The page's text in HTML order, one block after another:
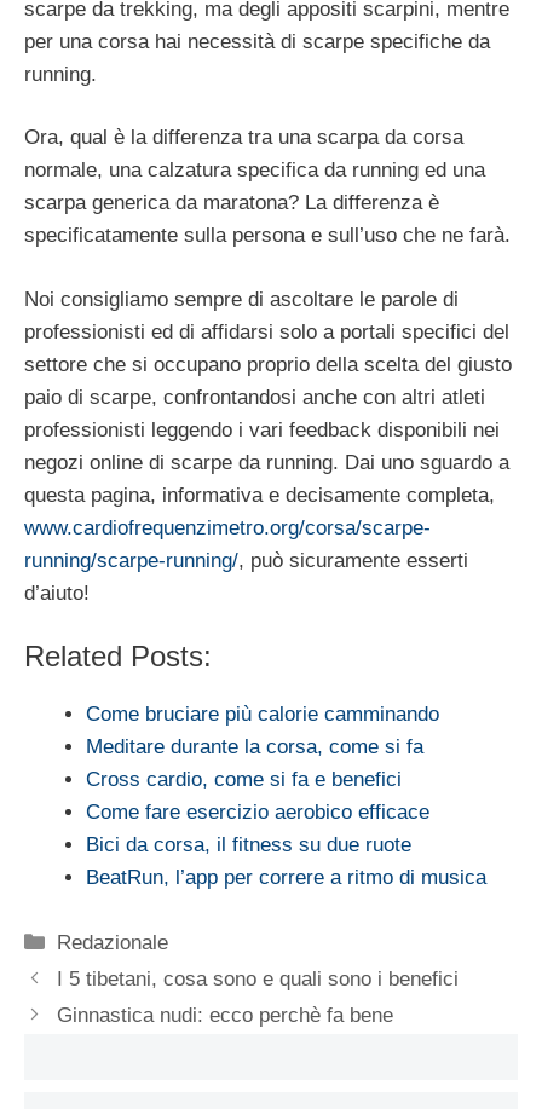
scarpe da trekking, ma degli appositi scarpini, mentre
per una corsa hai necessità di scarpe specifiche da
running.
Ora, qual è la differenza tra una scarpa da corsa
normale, una calzatura specifica da running ed una
scarpa generica da maratona? La differenza è
specificatamente sulla persona e sull’uso che ne farà.
Noi consigliamo sempre di ascoltare le parole di
professionisti ed di affidarsi solo a portali specifici del
settore che si occupano proprio della scelta del giusto
paio di scarpe, confrontandosi anche con altri atleti
professionisti leggendo i vari feedback disponibili nei
negozi online di scarpe da running. Dai uno sguardo a
questa pagina, informativa e decisamente completa,
www.cardiofrequenzimetro.org/corsa/scarpe-
running/scarpe-running/, può sicuramente esserti
d’aiuto!
Related Posts:
Come bruciare più calorie camminando
Meditare durante la corsa, come si fa
Cross cardio, come si fa e benefici
Come fare esercizio aerobico efficace
Bici da corsa, il fitness su due ruote
BeatRun, l’app per correre a ritmo di musica
Categorie
Redazionale
I 5 tibetani, cosa sono e quali sono i benefici
Ginnastica nudi: ecco perchè fa bene